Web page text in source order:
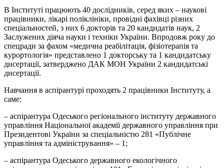
В Інституті працюють 40 дослідників, серед яких – наукові
працівники, лікарі поліклініки, провідні фахівці різних
спеціальностей, з них 6 докторів та 20 кандидатів наук, 2
Заслужених діяча науки і техніки України. Впродовж року до
спецради за фахом «медична реабілітація, фізіотерапія та
курортологія» представлено 1 докторську та 1 кандидатську
дисертації, затверджено ДАК МОН України 2 кандидатські
дисертації.
Навчання в аспірантурі проходять 2 працівники Інституту, а
саме:
– аспірантура Одеського регіонального інституту державного
управління Національної академії державного управління при
Президентові України за спеціальністю 281 «Публічне
управління та адміністрування» – 1 ;
– аспірантура Одеського державного екологічного